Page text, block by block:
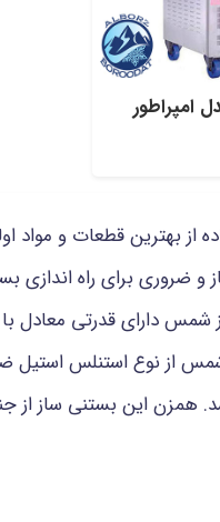
امپراطور
از بهترین قطعات و مواد
و ضروری برای راه اندازی
شمس از نوع استنلس
همزن این بستنی